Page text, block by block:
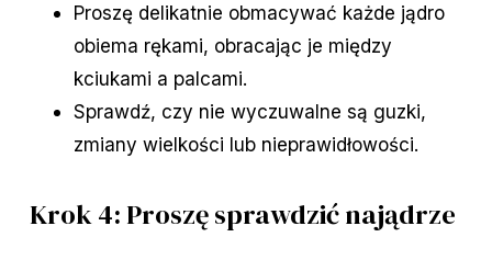
Proszę delikatnie obmacywać każde jądro
obiema rękami, obracając je między
kciukami a palcami.
Sprawdź, czy nie wyczuwalne są guzki,
zmiany wielkości lub nieprawidłowości.
Krok 4: Proszę sprawdzić najądrze